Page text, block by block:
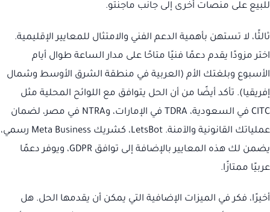
للبيع على منصات أخرى إلى جانب ماجنتو.
ثالثًا، لا تستهن بأهمية الدعم الفني والامتثال للمعايير الإقليمية.
اختر مزودًا يقدم دعمًا فنيًا متاحًا على مدار الساعة طوال أيام
الأسبوع وبلغتك الأم (العربية في منطقة الشرق الأوسط وشمال
إفريقيا). تأكد أيضًا من أن الحل يتوافق مع اللوائح المحلية مثل
CITC في السعودية، TDRA في الإمارات، وNTRA في مصر، لضمان
عملياتك القانونية والآمنة. LetsBot، كشريك Meta Business رسمي،
يضمن لك هذه المعايير بالإضافة إلى توافق GDPR، ويوفر دعمًا
عربيًا ممتازًا.
أخيرًا، فكر في الميزات الإضافية التي يمكن أن يقدمها الحل. هل